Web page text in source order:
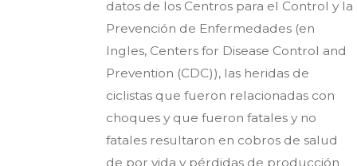
datos de los Centros para el Control y la
Prevención de Enfermedades (en
Ingles, Centers for Disease Control and
Prevention (CDC)), las heridas de
ciclistas que fueron relacionadas con
choques y que fueron fatales y no
fatales resultaron en cobros de salud
de por vida y pérdidas de producción